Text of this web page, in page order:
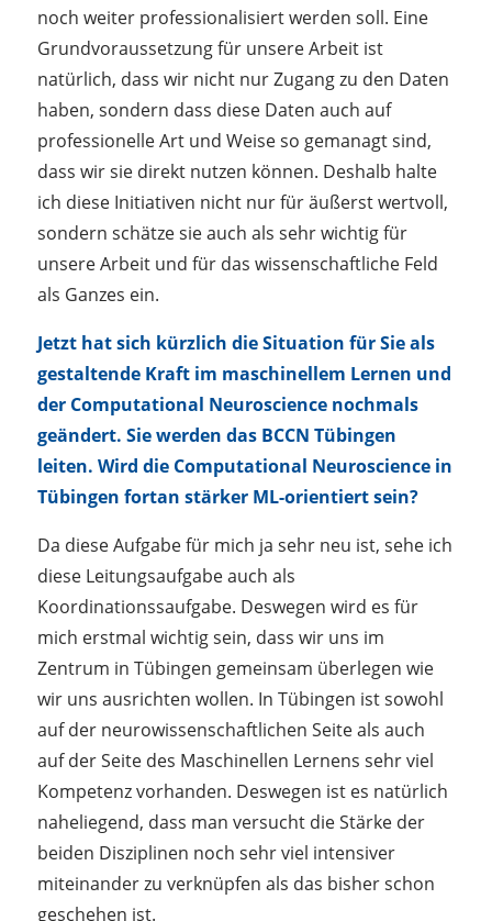
noch weiter professionalisiert werden soll. Eine
Grundvoraussetzung für unsere Arbeit ist
natürlich, dass wir nicht nur Zugang zu den Daten
haben, sondern dass diese Daten auch auf
professionelle Art und Weise so gemanagt sind,
dass wir sie direkt nutzen können. Deshalb halte
ich diese Initiativen nicht nur für äußerst wertvoll,
sondern schätze sie auch als sehr wichtig für
unsere Arbeit und für das wissenschaftliche Feld
als Ganzes ein.
Jetzt hat sich kürzlich die Situation für Sie als
gestaltende Kraft im maschinellem Lernen und
der Computational Neuroscience nochmals
geändert. Sie werden das BCCN Tübingen
leiten. Wird die Computational Neuroscience in
Tübingen fortan stärker ML-orientiert sein?
Da diese Aufgabe für mich ja sehr neu ist, sehe ich
diese Leitungsaufgabe auch als
Koordinationssaufgabe. Deswegen wird es für
mich erstmal wichtig sein, dass wir uns im
Zentrum in Tübingen gemeinsam überlegen wie
wir uns ausrichten wollen. In Tübingen ist sowohl
auf der neurowissenschaftlichen Seite als auch
auf der Seite des Maschinellen Lernens sehr viel
Kompetenz vorhanden. Deswegen ist es natürlich
naheliegend, dass man versucht die Stärke der
beiden Disziplinen noch sehr viel intensiver
miteinander zu verknüpfen als das bisher schon
geschehen ist.